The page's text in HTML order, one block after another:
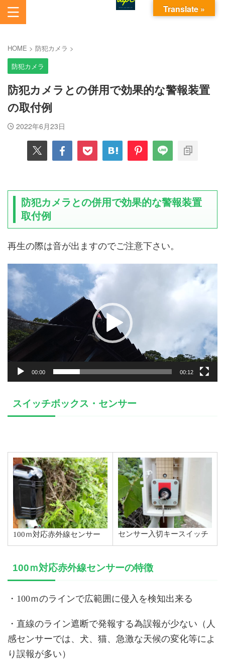
あいから始まるパソコンお悩み解決サービスです。
HOME > 防犯カメラ >
防犯カメラ
防犯カメラとの併用で効果的な警報装置
の取付例
2022年6月23日
防犯カメラとの併用で効果的な警報装置
取付例
再生の際は音が出ますのでご注意下さい。
動
画
ー
ヤ
ー
00:00 00:12
スイッチボックス・センサー
100ｍ対応赤外線センサー センサー入切キースイッチ
100ｍ対応赤外線センサーの特徴
・100ｍのラインで広範囲に侵入を検知出来る
・直線のライン遮断で発報する為誤報が少ない（人
感センサーでは、犬、猫、急激な天候の変化等によ
り誤報が多い）
Translate »